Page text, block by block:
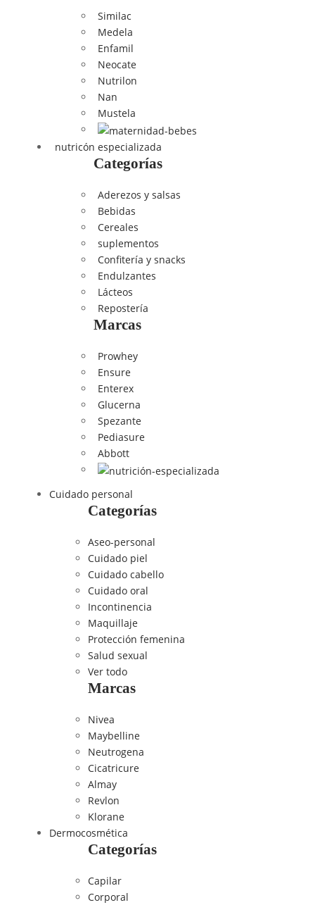
Similac
Medela
Enfamil
Neocate
Nutrilon
Nan
Mustela
nutricón especializada
Categorías
Aderezos y salsas
Bebidas
Cereales
suplementos
Confitería y snacks
Endulzantes
Lácteos
Repostería
Marcas
Prowhey
Ensure
Enterex
Glucerna
Spezante
Pediasure
Abbott
Cuidado personal
Categorías
Aseo-personal
Cuidado piel
Cuidado cabello
Cuidado oral
Incontinencia
Maquillaje
Protección femenina
Salud sexual
Ver todo
Marcas
Nivea
Maybelline
Neutrogena
Cicatricure
Almay
Revlon
Klorane
Dermocosmética
Categorías
Capilar
Corporal